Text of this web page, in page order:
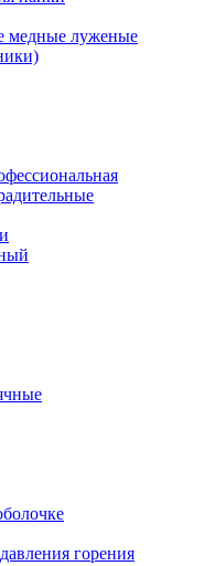
медные луженые
горения